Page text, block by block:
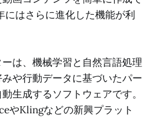
にはさらに進化した機能が利
は、機械学習と自然言語処理
や行動データに基づいたパー
生成するソフトウェアです。
やKlingなどの新興プラット